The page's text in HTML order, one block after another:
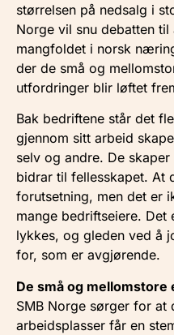
størrelsen på nedsalg i
Norge vil snu debatten
mangfoldet i norsk
der de små og
utfordringer blir løftet
Bak bedriftene står det
gjennom sitt arbeid
selv og andre. De
bidrar til fellesskapet. At
forutsetning, men det er
mange bedriftseiere. Det
lykkes, og gleden ved å
for, som er avgjørende.
De små og mellomstore
SMB Norge sørger for at
arbeidsplasser får en